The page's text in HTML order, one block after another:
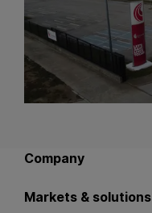
Company
Markets & solutions